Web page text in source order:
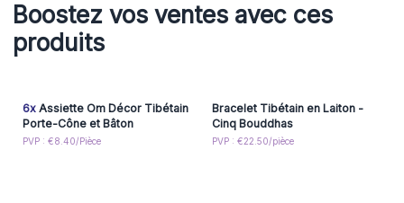
Boostez vos ventes avec ces
produits
6xAssiette Om Décor Tibétain
Porte-Cône et Bâton
PVP : €8.40/Pièce
Bracelet Tibétain en Laiton -
Cinq Bouddhas
PVP : €22.50/pièce